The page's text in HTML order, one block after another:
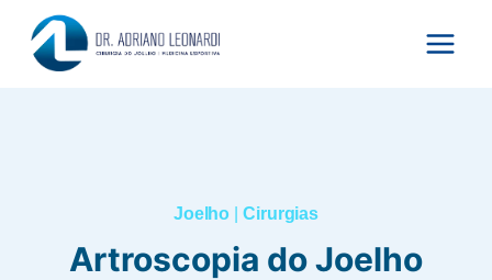
para
Joelho Cirurgias
Artroscopia do Joelho